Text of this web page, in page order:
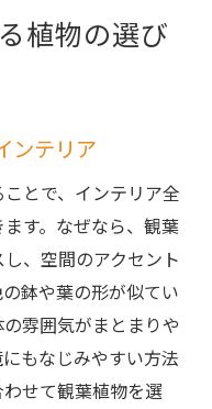
植物の選び
ンテリア
とで、インテリア全
す。なぜなら、観葉
、空間のアクセント
鉢や葉の形が似てい
雰囲気がまとまりや
もなじみやすい方法
せて観葉植物を選